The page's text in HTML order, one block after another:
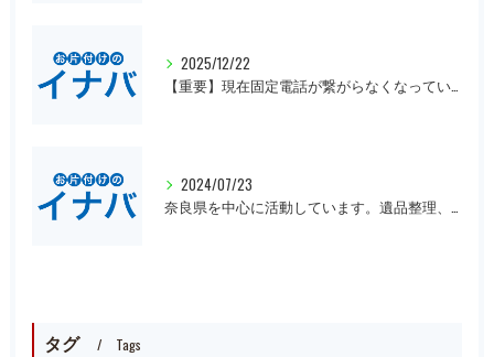
2025/12/22
【重要】現在固定電話が繋がらなくなっています。
2024/07/23
奈良県を中心に活動しています。遺品整理、一軒丸ごとの片付け、オフィスや倉庫の処分等、大量にある場合は近県でも回収にお伺いいたします。先ずは無料見積もりをお願いします。
タグ Tags